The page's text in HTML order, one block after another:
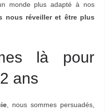
monde plus adapté à nos
nous réveiller et être plus
là pour
ans
, nous sommes persuadés,